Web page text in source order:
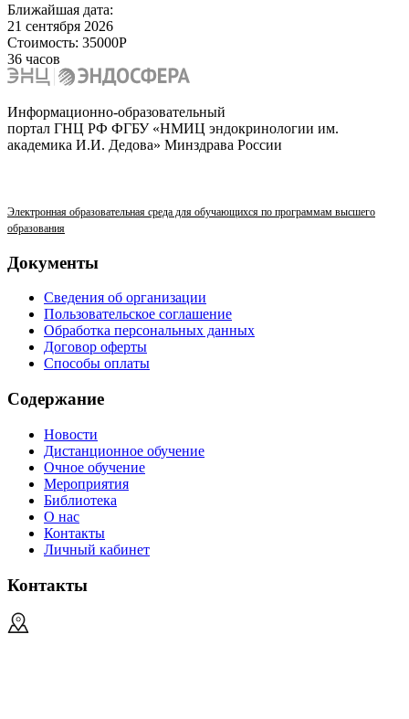
Ближайшая дата:
21 сентября 2026
Стоимость: 35000Р
36 часов
Информационно-образовательный
портал ГНЦ РФ ФГБУ «НМИЦ эндокринологии им.
академика И.И. Дедова» Минздрава России
Электронная образовательная среда для обучающихся по программам высшего
образования
Документы
Сведения об организации
Пользовательское соглашение
Обработка персональных данных
Договор оферты
Способы оплаты
Содержание
Новости
Дистанционное обучение
Очное обучение
Мероприятия
Библиотека
О нас
Контакты
Личный кабинет
Контакты